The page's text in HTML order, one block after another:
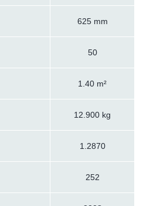
625 mm
50
1.40 m²
12.900 kg
1.2870
252